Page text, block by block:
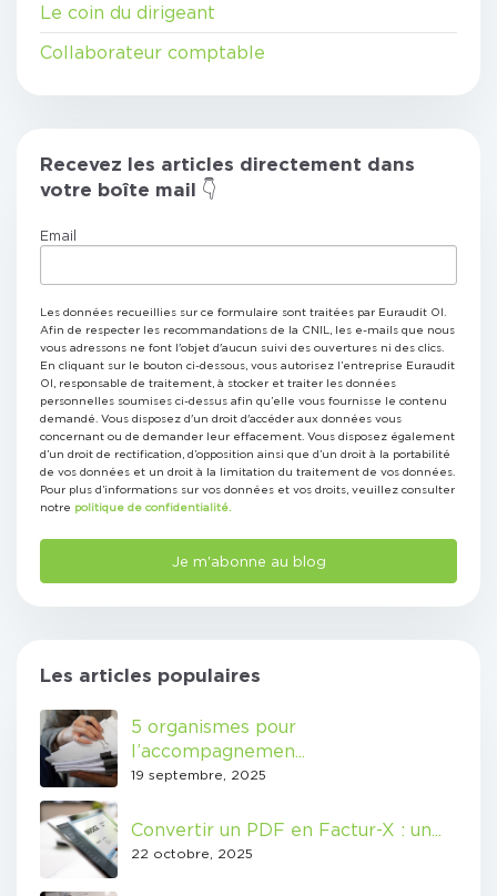
Le coin du dirigeant
Collaborateur comptable
Recevez les articles directement dans
votre boîte mail 👇
Email
Les données recueillies sur ce formulaire sont traitées par Euraudit OI.
Afin de respecter les recommandations de la CNIL, les e-mails que nous
vous adressons ne font l'objet d'aucun suivi des ouvertures ni des clics.
En cliquant sur le bouton ci-dessous, vous autorisez l’entreprise Euraudit
OI, responsable de traitement, à stocker et traiter les données
personnelles soumises ci-dessus afin qu’elle vous fournisse le contenu
demandé. Vous disposez d'un droit d'accéder aux données vous
concernant ou de demander leur effacement. Vous disposez également
d’un droit de rectification, d’opposition ainsi que d’un droit à la portabilité
de vos données et un droit à la limitation du traitement de vos données.
Pour plus d’informations sur vos données et vos droits, veuillez consulter
notre politique de confidentialité.
Les articles populaires
5 organismes pour
l’accompagnemen...
19 septembre, 2025
Convertir un PDF en Factur-X : un...
22 octobre, 2025